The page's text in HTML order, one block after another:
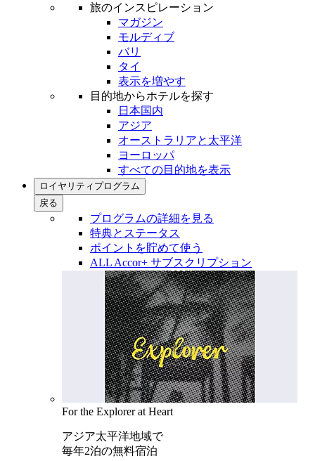
旅のインスピレーション
マガジン
モルディブ
バリ
タイ
表示を増やす
目的地からホテルを探す
日本国内
アジア
オーストラリアと太平洋
ヨーロッパ
すべての目的地を表示
ロイヤリティプログラム
戻る
プログラムの詳細を見る
特典とステータス
ポイントを貯めて使う
ALL Accor+ サブスクリプション
For the Explorer at Heart
アジア太平洋地域で
毎年2泊の無料宿泊